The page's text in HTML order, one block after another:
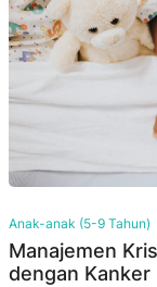
Anak-anak (5-9 Tahun)
Manajemen
dengan Kanker